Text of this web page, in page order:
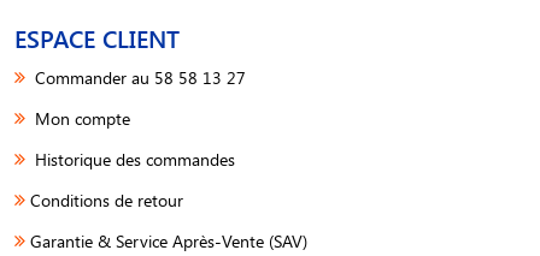
ESPACE CLIENT
Commander au 58 58 13 27
Mon compte
Historique des commandes
Conditions de retour
Garantie & Service Après-Vente (SAV)